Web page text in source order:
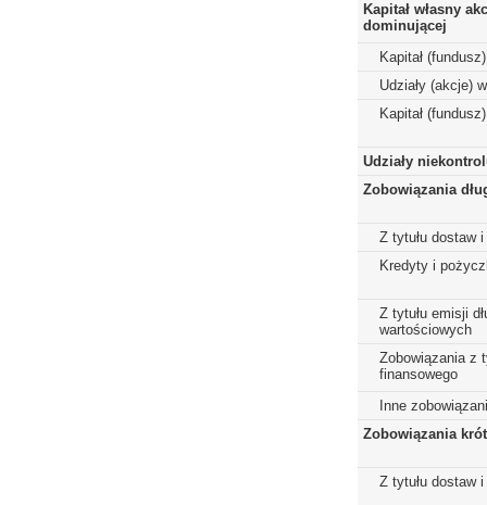
Kapitał własny
dominującej
Kapitał
Udziały (akcje)
Kapitał
Udziały
Zobowiązania
Z tytułu dostaw i
Kredyty i
Z tytułu emisji
wartościowych
Zobowiązania z
finansowego
Inne
Zobowiązania
Z tytułu dostaw i